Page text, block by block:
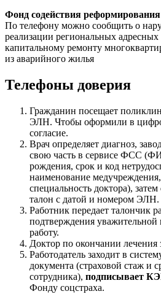
Фонд содействия
По телефону можно сообщить о
реализации региональных
капитальному ремонту
из аварийного жилья
Телефоны доверия
Гражданин посещает
ЭЛН. Чтобы оформили в
согласие.
Врач определяет диагноз,
свою часть в сервисе ФСС
рождения, срок и код
наименование
специальность доктора), затем
талон с датой и номером ЭЛН.
Работник передает талончик
подтверждения
работу.
Доктор по окончании лечения
Работодатель заходит в
документа (страховой стаж и
сотрудника), подписывает
Фонду соцстраха.